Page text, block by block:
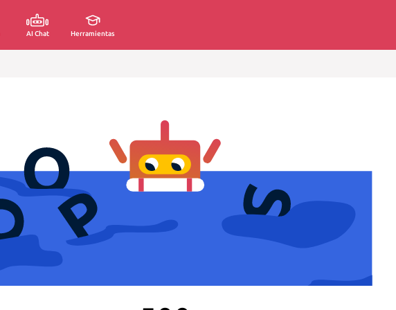
AI Chat Herramientas